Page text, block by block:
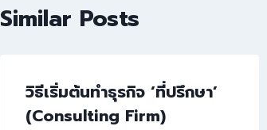
Similar Posts
วิธีเริ่มต้นทำธุรกิจ ‘ที่ปรึกษา’
(Consulting Firm)